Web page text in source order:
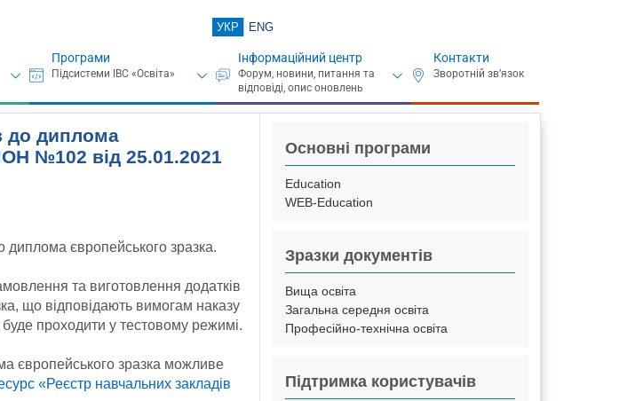
УКР ENG
Програми Інформаційний центр Контакти
до диплома
№102 від 25.01.2021
диплома європейського зразка.
та виготовлення додатків
що відповідають вимогам наказу
проходити у тестовому режимі.
європейського зразка можливе
«Реєстр навчальних закладів
Основні програми
Education
WEB-Education
Зразки документів
Вища освіта
Загальна середня освіта
Професійно-технічна освіта
Підтримка користувачів